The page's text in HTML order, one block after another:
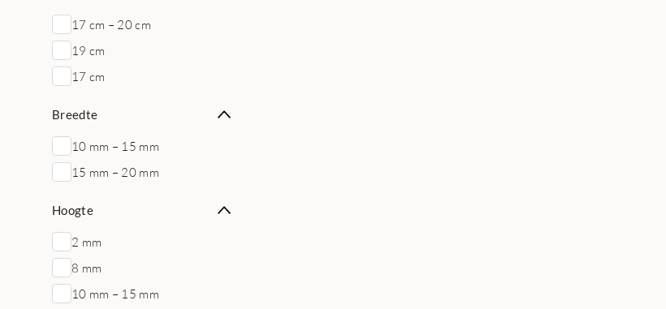
17 cm – 20 cm
19 cm
17 cm
Breedte
10 mm – 15 mm
15 mm – 20 mm
Hoogte
2 mm
8 mm
10 mm – 15 mm